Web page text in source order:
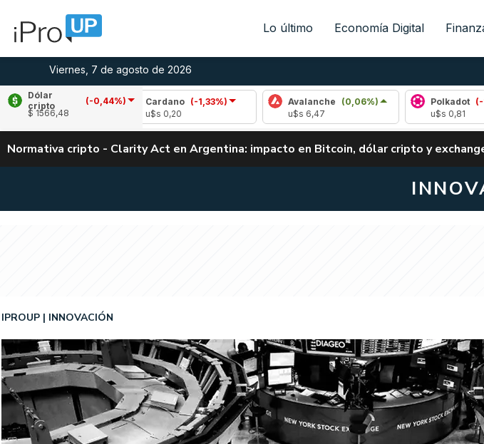
Lo último Economía Digital
Viernes, 7 de agosto de 2026
Dólar
cripto
(-0,44%)
$ 1566,48
Cardano
(-1,33%)
Avalanche
(0,06%)
Polkadot
(-1,08%)
Normativa cripto - Clarity Act en Argentina: impacto en Bitcoin, dólar cripto y
IPROUP INNOVACIÓN